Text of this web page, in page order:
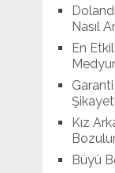
Nasıl
En
Kız
Büyü